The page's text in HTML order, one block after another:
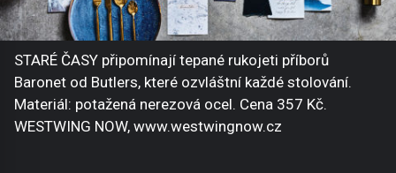
STARÉ ČASY připomínají tepané rukojeti příborů
Baronet od Butlers, které ozvláštní každé stolování.
Materiál: potažená nerezová ocel. Cena 357 Kč.
WESTWING NOW, www.westwingnow.cz